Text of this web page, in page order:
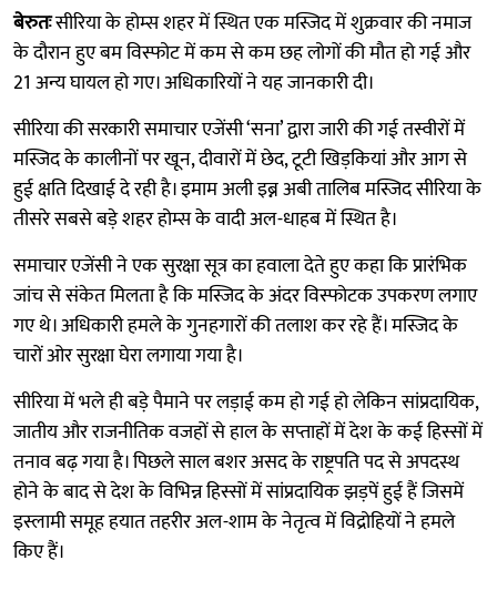
बेरुतःसीरिया के होम्स शहर में स्थित एक मस्जिद में शुक्रवार की नमाज
के दौरान हुए बम विस्फोट में कम से कम छह लोगों की मौत हो गई और
21 अन्य घायल हो गए। अधिकारियों ने यह जानकारी दी।
सीरिया की सरकारी समाचार एजेंसी ‘सना’ द्वारा जारी की गई तस्वीरों में
मस्जिद के कालीनों पर खून, दीवारों में छेद, टूटी खिड़कियां और आग से
हुई क्षति दिखाई दे रही है। इमाम अली इब्न अबी तालिब मस्जिद सीरिया के
तीसरे सबसे बड़े शहर होम्स के वादी अल-धाहब में स्थित है।
समाचार एजेंसी ने एक सुरक्षा सूत्र का हवाला देते हुए कहा कि प्रारंभिक
जांच से संकेत मिलता है कि मस्जिद के अंदर विस्फोटक उपकरण लगाए
गए थे। अधिकारी हमले के गुनहगारों की तलाश कर रहे हैं। मस्जिद के
चारों ओर सुरक्षा घेरा लगाया गया है।
सीरिया में भले ही बड़े पैमाने पर लड़ाई कम हो गई हो लेकिन सांप्रदायिक,
जातीय और राजनीतिक वजहों से हाल के सप्ताहों में देश के कई हिस्सों में
तनाव बढ़ गया है। पिछले साल बशर असद के राष्ट्रपति पद से अपदस्थ
होने के बाद से देश के विभिन्न हिस्सों में सांप्रदायिक झड़पें हुई हैं जिसमें
इस्लामी समूह हयात तहरीर अल-शाम के नेतृत्व में विद्रोहियों ने हमले
किए हैं।